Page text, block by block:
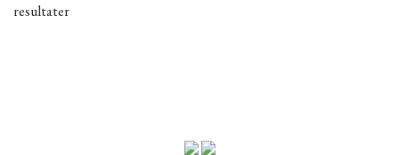
resultater